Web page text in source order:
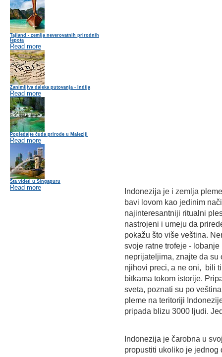
Tajland - zemlja neverovatnih prirodnih
lepota
Read more
Zanimljiva daleka putovanja - Indija
Read more
Pogledajte čuda prirode u Maleziji
Read more
Šta videti u Singapuru
Read more
Indonezija je i zemlja
bavi lovom kao jedinim
najinteresantniji ritualni
nastrojeni i umeju da
pokažu što više veština.
svoje ratne trofeje -
neprijateljima, znajte da su
njihovi preci, a ne oni, bili
bitkama tokom istorije.
sveta, poznati su po
pleme na teritoriji
pripada blizu 3000 ljudi.
Indonezija je čarobna u
propustiti ukoliko je jednog